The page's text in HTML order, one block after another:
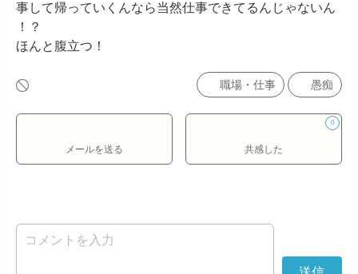
事して帰っていくんなら当然仕事できてるんじゃないん
！？
ほんと腹立つ！
職場・仕事 愚痴
メールを送る
0
共感した